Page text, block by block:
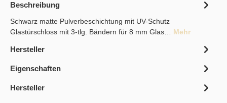
Beschreibung
Schwarz matte Pulverbeschichtung mit UV-Schutz
Glastürschloss mit 3-tlg. Bändern für 8 mm Glas… Mehr
Hersteller
Eigenschaften
Hersteller